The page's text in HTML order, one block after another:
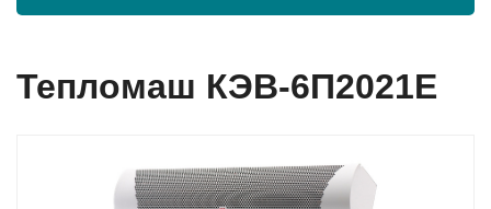
Тепломаш КЭВ-6П2021Е